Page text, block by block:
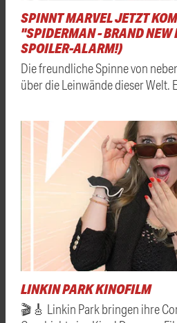
SPINNT MARVEL JETZT
"SPIDERMAN - BRAND
SPOILER-ALARM!)
Die freundliche Spinne von
über die Leinwände dieser Welt.
LINKIN PARK KINOFILM
🎬🎸 Linkin Park bringen ihre